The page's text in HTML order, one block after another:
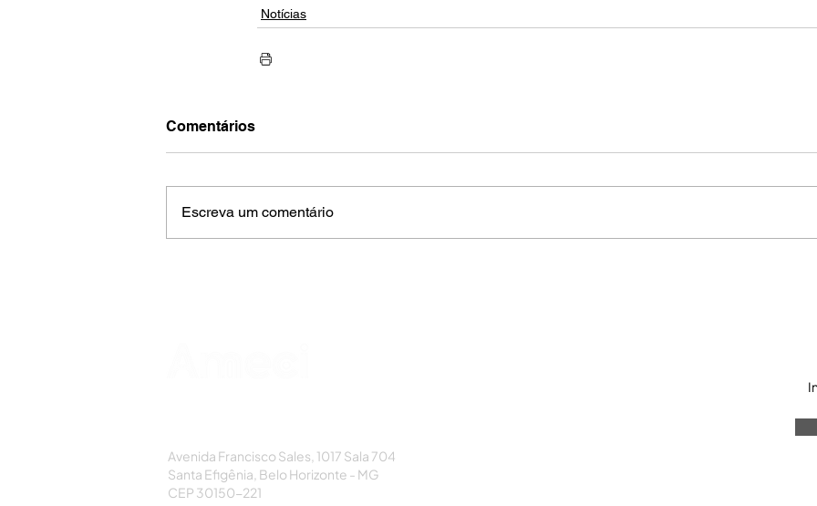
Notícias
Comentários
Escreva um comentário
Avenida Francisco Sales, 1017 Sala 704
Santa Efigênia, Belo Horizonte - MG
CEP 30150-221